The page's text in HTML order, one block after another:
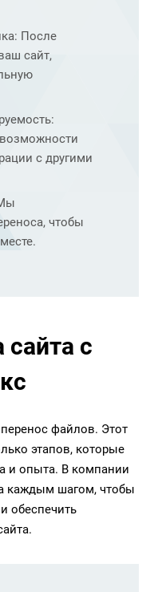
После
сайт,
с другими
чтобы
с
файлов. Этот
этапов, которые
и опыта. В компании
каждым шагом, чтобы
обеспечить